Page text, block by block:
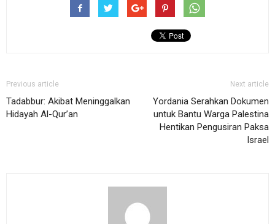
Previous article
Tadabbur: Akibat Meninggalkan
Hidayah Al-Qur’an
Next article
Yordania Serahkan Dokumen
untuk Bantu Warga Palestina
Hentikan Pengusiran Paksa
Israel